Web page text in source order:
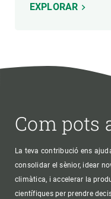
EXPLORAR
Com pots
La teva contribució ens
consolidar el sènior, idear
climàtica, i accelerar la
científiques per prendre